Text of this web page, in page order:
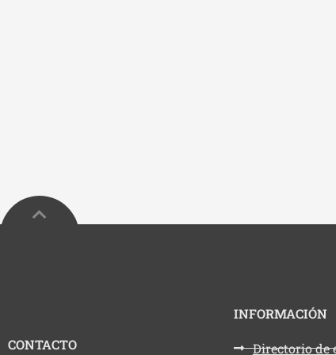
CONTACTO
INFORMACIÓN
Directorio de